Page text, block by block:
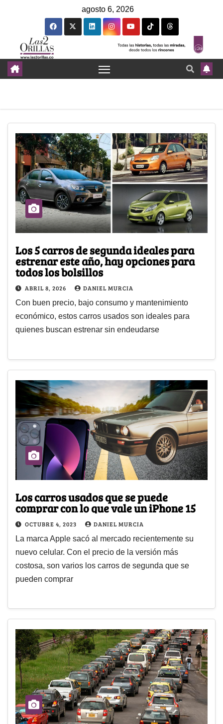
agosto 6, 2026
Los 5 carros de segunda ideales para
estrenar este año, hay opciones para
todos los bolsillos
ABRIL 8, 2026 DANIEL MURCIA
Con buen precio, bajo consumo y mantenimiento
económico, estos carros usados son ideales para
quienes buscan estrenar sin endeudarse
Los carros usados que se puede
comprar con lo que vale un iPhone 15
OCTUBRE 4, 2023 DANIEL MURCIA
La marca Apple sacó al mercado recientemente su
nuevo celular. Con el precio de la versión más
costosa, son varios los carros de segunda que se
pueden comprar